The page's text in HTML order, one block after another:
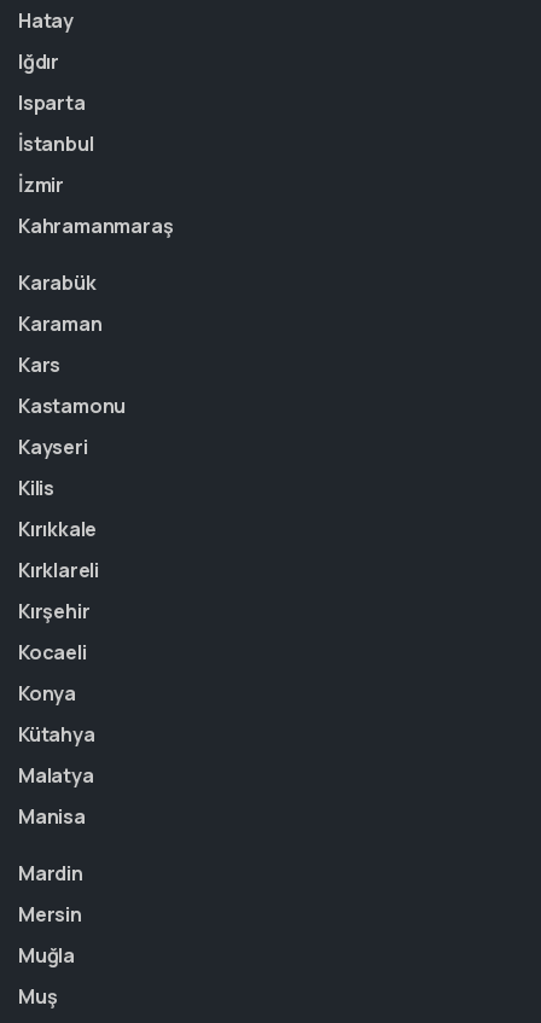
Hatay
Iğdır
Isparta
İstanbul
İzmir
Kahramanmaraş
Karabük
Karaman
Kars
Kastamonu
Kayseri
Kilis
Kırıkkale
Kırklareli
Kırşehir
Kocaeli
Konya
Kütahya
Malatya
Manisa
Mardin
Mersin
Muğla
Muş